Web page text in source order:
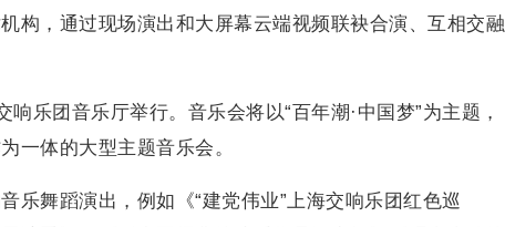
构，通过现场演出和大屏幕云端视频联袂合演、互相交融
乐团音乐厅举行。音乐会将以“百年潮·中国梦”为主题，
一体的大型主题音乐会。
乐舞蹈演出，例如《“建党伟业”上海交响乐团红色巡